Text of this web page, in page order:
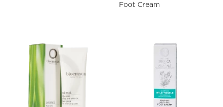
Foot Cream